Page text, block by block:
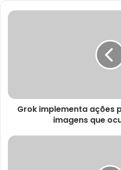
Grok implementa ações
imagens que